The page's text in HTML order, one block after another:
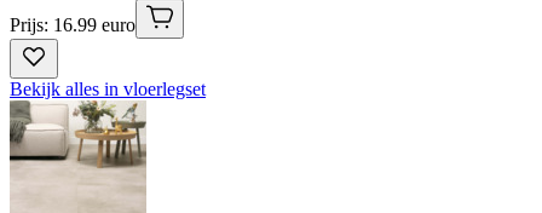
Prijs: 16.99 euro
Bekijk alles in vloerlegset